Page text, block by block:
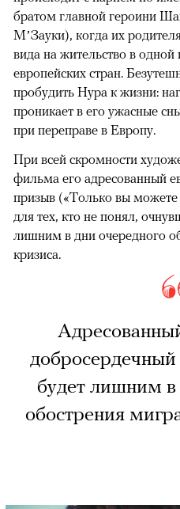
братом главной героини
М’Зауки), когда их
вида на жительство в
европейских стран.
пробудить Нура к жизни:
проникает в его ужасные
при переправе в Европу.
При всей скромности
фильма его адресованный
призыв («Только вы
для тех, кто не понял,
лишним в дни очередного
кризиса.
будет лишним в
обострения